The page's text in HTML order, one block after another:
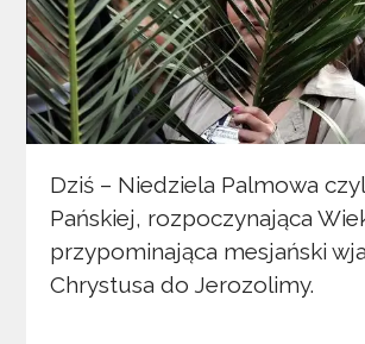
Dziś – Niedziela Palmowa
Pańskiej, rozpoczynająca
przypominająca mesjański
Chrystusa do Jerozolimy.